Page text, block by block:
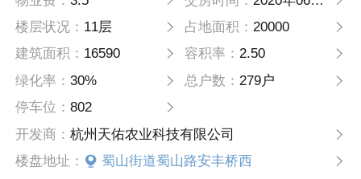
楼层状况： 11层 占地面积： 20000
建筑面积： 16590 容积率： 2.50
绿化率：30% 总户数： 279户
停车位：802
开发商：杭州天佑农业科技有限公司
楼盘地址：
蜀山街道蜀山路安丰桥西